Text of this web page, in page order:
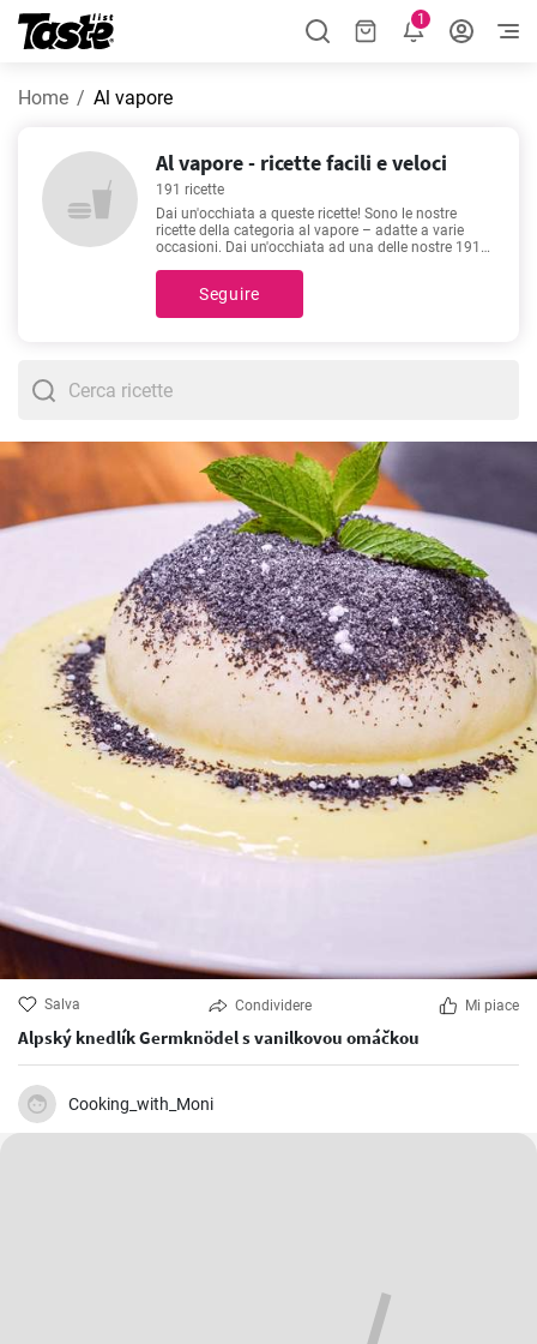
1
Home Al vapore
Al vapore - ricette facili e veloci
191 ricette
Dai un'occhiata a queste ricette! Sono le nostre
ricette della categoria al vapore – adatte a varie
occasioni. Dai un'occhiata ad una delle nostre 191
potrai vedere tutto ciò che ti serve, il tempo
necessario ed il numero di porzioni. Se hai bisogno
faceva la nonna in 30 minuti
popolari e cercate. Siamo sicuri le adorerai!
Seguire
Salva Condividere Mi piace
Alpský knedlík Germknödel s vanilkovou omáčkou
Cooking_with_Moni